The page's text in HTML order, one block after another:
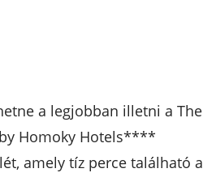
a legjobban illetni a The
Homoky Hotels****
amely tíz perce található a